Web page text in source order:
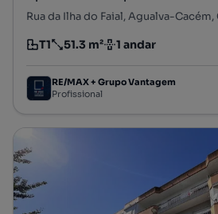
Tipologia
T1
Preço por metro quadrado
51.3 m²
Andar 1 andar
RE/MAX + Grupo Vantagem
Profissional